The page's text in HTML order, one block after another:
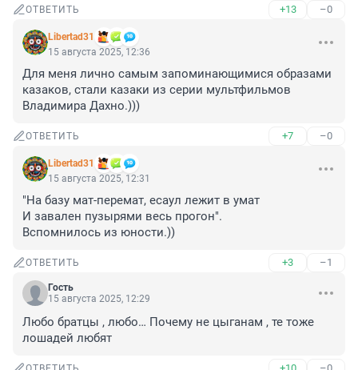
ОТВЕТИТЬ +13 –0
Libertad31
15 августа 2025, 12:36
Для меня лично самым запоминающимися образами
казаков, стали казаки из серии мультфильмов
Владимира Дахно.)))
ОТВЕТИТЬ +7 –0
Libertad31
15 августа 2025, 12:31
"На базу мат-перемат, есаул лежит в умат
И завален пузырями весь прогон".
Вспомнилось из юности.))
ОТВЕТИТЬ +3 –1
Гость
15 августа 2025, 12:29
Любо братцы , любо… Почему не цыганам , те тоже
лошадей любят